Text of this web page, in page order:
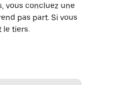
vous concluez une
pas part. Si vous
le tiers.